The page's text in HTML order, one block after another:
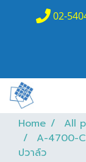
02-
Home All
A-4700-
ปวาล์ว